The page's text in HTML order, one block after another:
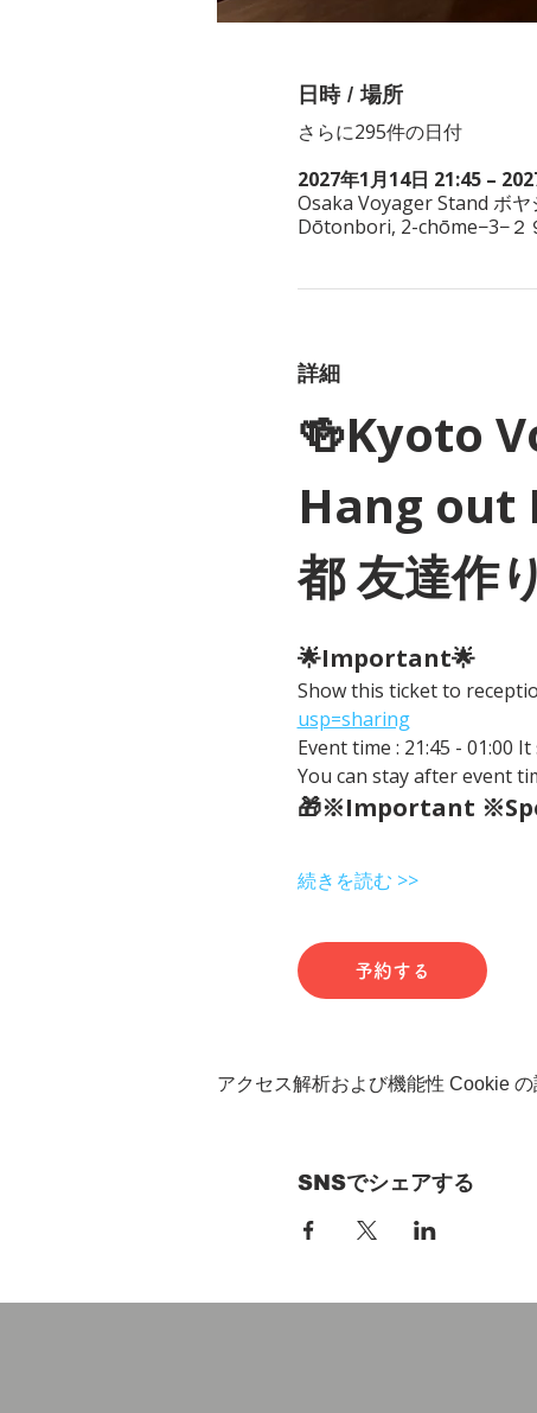
日時 / 場所
さらに295件の日付
2027年1月14日 21:45 –
Osaka Voyager Stand ボ
Dōtonbori, 2-chōme−3−２
詳細
🍻Kyoto
Hang out
都 友達作り
🌟Important🌟
Show this ticket to
usp=sharing
Event time : 21:45 - 01:00
You can stay after event
🎁※Important
続きを読む >>
予約する
アクセス解析および機能性 Cookie
SNSでシェアする